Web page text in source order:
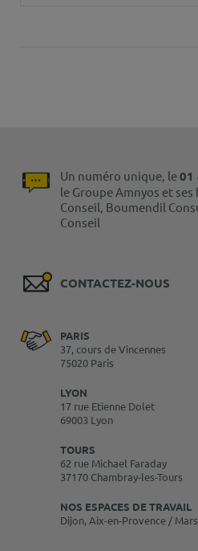
Un numéro unique, le01
le Groupe Amnyos et
Conseil, Boumendil
Conseil
CONTACTEZ-NOUS
PARIS
37, cours de Vincennes
75020 Paris
LYON
17 rue Etienne Dolet
69003 Lyon
TOURS
62 rue Michael Faraday
37170 Chambray-les-Tours
NOS ESPACES DE TRAVAIL
Dijon, Aix-en-Provence /